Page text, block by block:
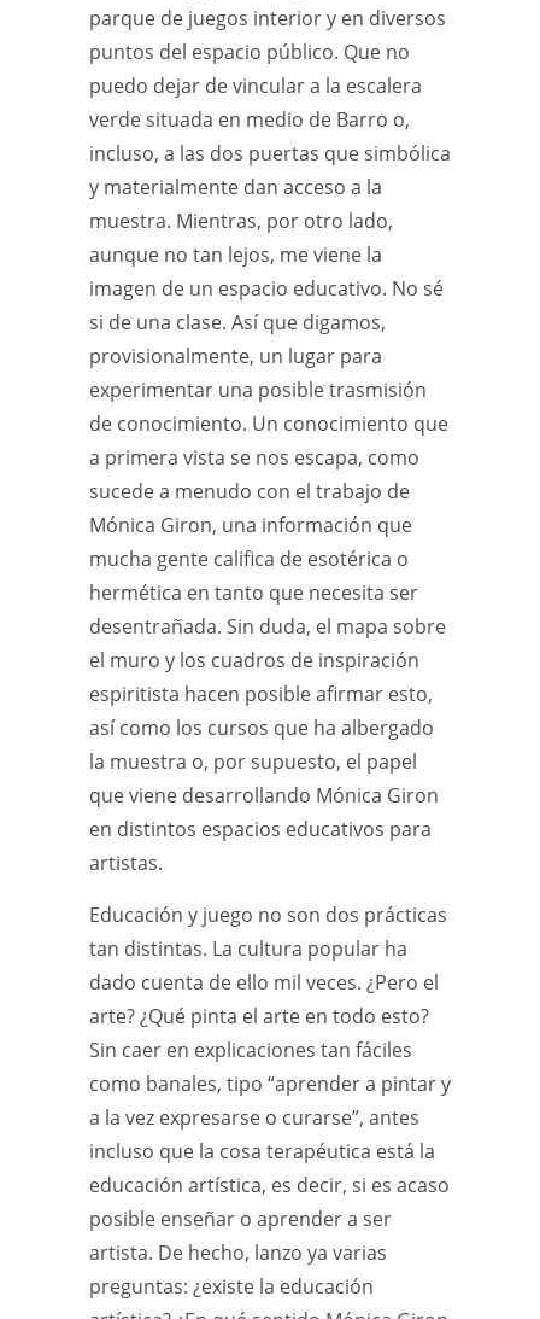
parque de juegos interior y en diversos
puntos del espacio público. Que no
puedo dejar de vincular a la escalera
verde situada en medio de Barro o,
incluso, a las dos puertas que simbólica
y materialmente dan acceso a la
muestra. Mientras, por otro lado,
aunque no tan lejos, me viene la
imagen de un espacio educativo. No sé
si de una clase. Así que digamos,
provisionalmente, un lugar para
experimentar una posible trasmisión
de conocimiento. Un conocimiento que
a primera vista se nos escapa, como
sucede a menudo con el trabajo de
Mónica Giron, una información que
mucha gente califica de esotérica o
hermética en tanto que necesita ser
desentrañada. Sin duda, el mapa sobre
el muro y los cuadros de inspiración
espiritista hacen posible afirmar esto,
así como los cursos que ha albergado
la muestra o, por supuesto, el papel
que viene desarrollando Mónica Giron
en distintos espacios educativos para
artistas.
Educación y juego no son dos prácticas
tan distintas. La cultura popular ha
dado cuenta de ello mil veces. ¿Pero el
arte? ¿Qué pinta el arte en todo esto?
Sin caer en explicaciones tan fáciles
como banales, tipo “aprender a pintar y
a la vez expresarse o curarse”, antes
incluso que la cosa terapéutica está la
educación artística, es decir, si es acaso
posible enseñar o aprender a ser
artista. De hecho, lanzo ya varias
preguntas: ¿existe la educación